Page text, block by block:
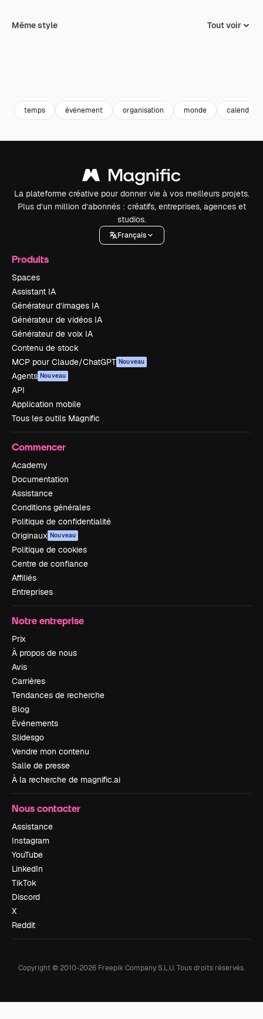
Même style Tout voir
temps événement organisation monde calendrier
La plateforme créative pour donner vie à vos meilleurs projets.
Plus d’un million d’abonnés : créatifs, entreprises, agences et
studios.
Français
Produits
Spaces
Assistant IA
Générateur d’images IA
Générateur de vidéos IA
Générateur de voix IA
Contenu de stock
MCP pour Claude/ChatGPT Nouveau
Agents Nouveau
API
Application mobile
Tous les outils Magnific
Commencer
Academy
Documentation
Assistance
Conditions générales
Politique de confidentialité
Originaux Nouveau
Politique de cookies
Centre de confiance
Affiliés
Entreprises
Notre entreprise
Prix
À propos de nous
Avis
Carrières
Tendances de recherche
Blog
Événements
Slidesgo
Vendre mon contenu
Salle de presse
À la recherche de magnific.ai
Nous contacter
Assistance
Instagram
YouTube
LinkedIn
TikTok
Discord
X
Reddit
Copyright © 2010-2026 Freepik Company S.L.U.Tous droits réservés.